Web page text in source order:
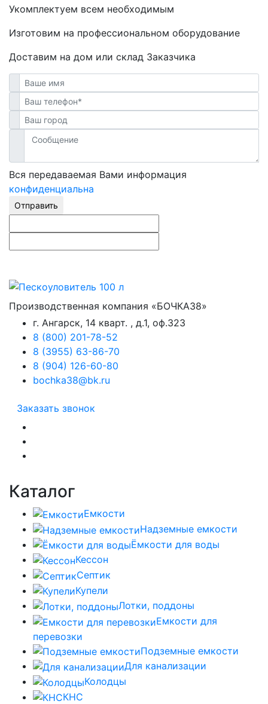
Укомплектуем всем необходимым
Изготовим на профессиональном оборудование
Доставим на дом или склад Заказчика
Вся передаваемая Вами информация
конфиденциальна
Отправить
Производственная компания «БОЧКА38»
г. Ангарск, 14 кварт. , д.1, оф.323
8 (800) 201-78-52
8 (3955) 63-86-70
8 (904) 126-60-80
bochka38@bk.ru
Заказать звонок
Каталог
Емкости
Надземные емкости
Ёмкости для воды
Кессон
Септик
Купели
Лотки, поддоны
Емкости для
перевозки
Подземные емкости
Для канализации
Колодцы
КНС